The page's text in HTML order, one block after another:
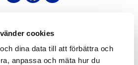
cookies
dina data till att förbättra och
anpassa och mäta hur du